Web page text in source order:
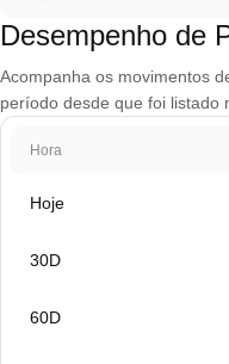
Desempenho de
Acompanha os movimentos
período desde que foi listado
Hora
Hoje
30D
60D